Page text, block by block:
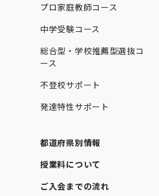
プロ家庭教師コース
中学受験コース
総合型・学校推薦型選抜コ
ース
不登校サポート
発達特性サポート
都道府県別情報
授業料について
ご入会までの流れ